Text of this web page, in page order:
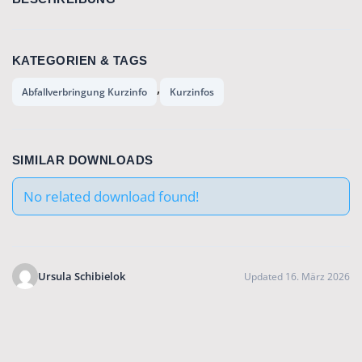
KATEGORIEN & TAGS
Abfallverbringung Kurzinfo , Kurzinfos
SIMILAR DOWNLOADS
No related download found!
Ursula Schibielok Updated 16. März 2026